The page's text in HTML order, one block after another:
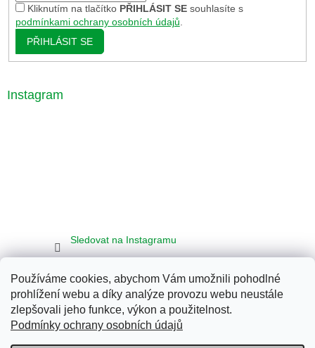
Používáme cookies, abychom Vám umožnili pohodlné
prohlížení webu a díky analýze provozu webu neustále
zlepšovali jeho funkce, výkon a použitelnost.
Podmínky ochrany osobních údajů
Kliknutím na tlačítko PŘIHLÁSIT SEsouhlasíte s
podmínkami ochrany osobních údajů
PŘIHLÁSIT SE
Instagram
Sledovat na Instagramu
Seznam Google Bing